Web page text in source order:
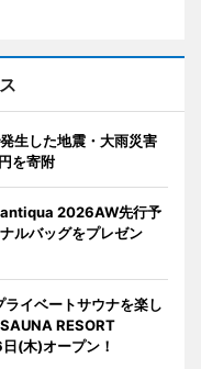
生した地震・大雨災害
を寄附
antiqua 2026AW先行予
ルバッグをプレゼン
ライベートサウナを楽し
RESORT
(木)オープン！